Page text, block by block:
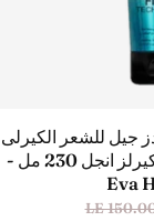
جيل للشعر الكيرلى
بزبدة الشيا و بذور الكتان كيرلز انجل 230 مل -
Eva
LE